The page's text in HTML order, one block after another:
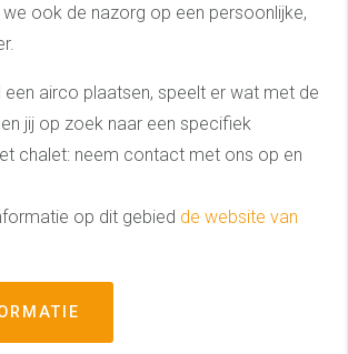
ook de nazorg op een persoonlijke,
een airco plaatsen, speelt er wat met de
jij op zoek naar een specifiek
chalet: neem contact met ons op en
op dit gebied de website van